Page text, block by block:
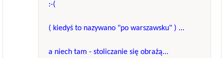
:-(
( kiedyś to nazywano "po warszawsku" ) ...
a niech tam - stoliczanie się obrażą...